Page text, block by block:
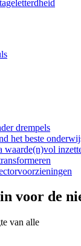
drempels
het beste
waarde(n)vol
voor de
van alle